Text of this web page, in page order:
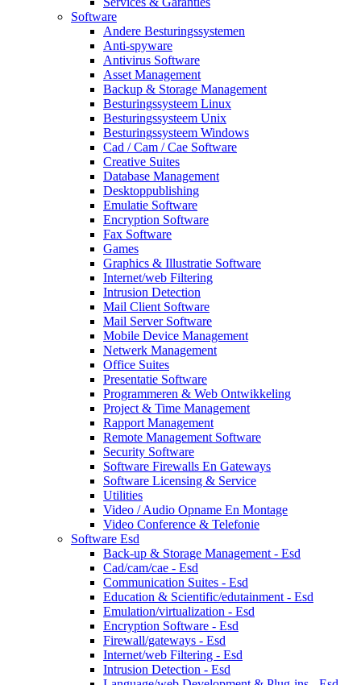
Software
Andere Besturingssystemen
Anti-spyware
Antivirus Software
Asset Management
Backup & Storage Management
Besturingssysteem Linux
Besturingssysteem Unix
Besturingssysteem Windows
Cad / Cam / Cae Software
Creative Suites
Database Management
Desktoppublishing
Emulatie Software
Encryption Software
Fax Software
Games
Graphics & Illustratie Software
Internet/web Filtering
Intrusion Detection
Mail Client Software
Mail Server Software
Mobile Device Management
Netwerk Management
Office Suites
Presentatie Software
Programmeren & Web Ontwikkeling
Project & Time Management
Rapport Management
Remote Management Software
Security Software
Software Firewalls En Gateways
Software Licensing & Service
Utilities
Video / Audio Opname En Montage
Video Conference & Telefonie
Software Esd
Back-up & Storage Management - Esd
Cad/cam/cae - Esd
Communication Suites - Esd
Education & Scientific/edutainment - Esd
Emulation/virtualization - Esd
Encryption Software - Esd
Firewall/gateways - Esd
Internet/web Filtering - Esd
Intrusion Detection - Esd